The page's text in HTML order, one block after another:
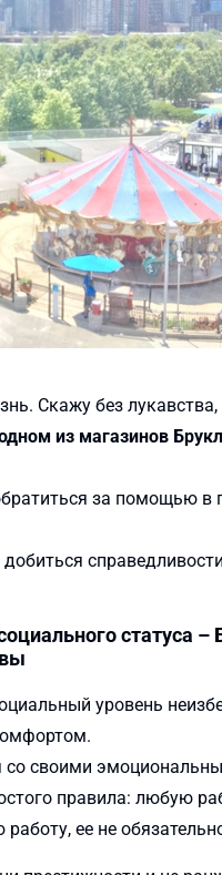
Скажу без лукавства,
из магазинов
за помощью в
статуса –
уровень
со своими
правила: любую
ее не